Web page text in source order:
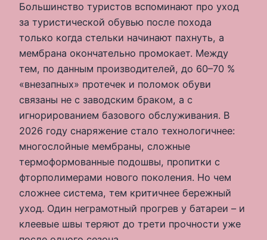
Большинство туристов вспоминают про уход
за туристической обувью после похода
только когда стельки начинают пахнуть, а
мембрана окончательно промокает. Между
тем, по данным производителей, до 60–70 %
«внезапных» протечек и поломок обуви
связаны не с заводским браком, а с
игнорированием базового обслуживания. В
2026 году снаряжение стало технологичнее:
многослойные мембраны, сложные
термоформованные подошвы, пропитки с
фторполимерами нового поколения. Но чем
сложнее система, тем критичнее бережный
уход. Один неграмотный прогрев у батареи – и
клеевые швы теряют до трети прочности уже